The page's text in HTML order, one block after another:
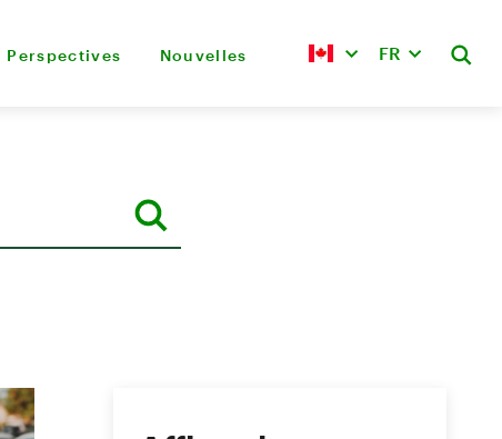
Perspectives Nouvelles FR